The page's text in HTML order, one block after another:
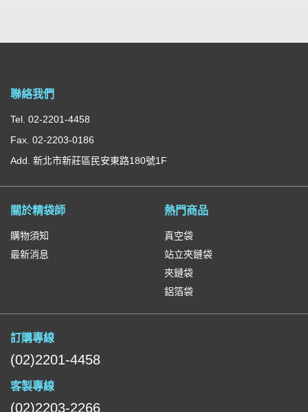
聯絡我們
Tel. 02-2201-4458
Fax. 02-2203-0186
Add. 新北市新莊區民安東路180號1F
關於精袋師
購物須知
最新消息
熱門商品
真空袋
站立夾鏈袋
夾鏈袋
鋁箔袋
訂購專線
(02)2201-4458
客製專線
(02)2203-2266